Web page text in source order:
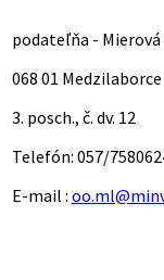
podateľňa -
068 01
3. posch., č.
Telefón:
E-mail :